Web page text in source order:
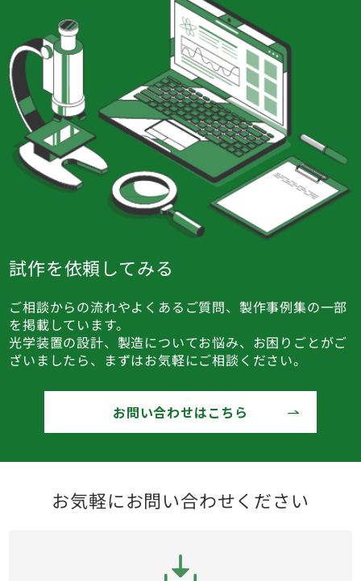
試作を依頼してみる
ご相談からの流れやよくあるご質問、製作事例集の一部
を掲載しています。
光学装置の設計、製造についてお悩み、お困りごとがご
ざいましたら、まずはお気軽にご相談ください。
お問い合わせはこちら
お気軽にお問い合わせください